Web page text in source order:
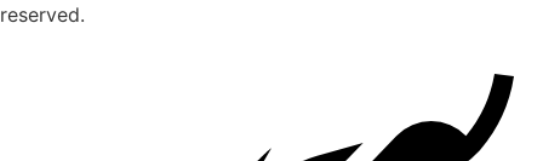
reserved.